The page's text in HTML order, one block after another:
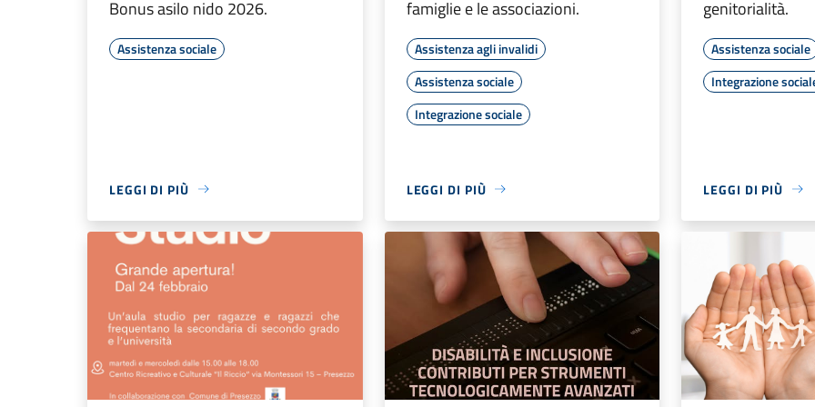
Bonus asilo nido 2026.
Assistenza sociale
LEGGI DI PIÙ
famiglie e le associazioni.
Assistenza agli invalidi
Assistenza sociale
Integrazione sociale
LEGGI DI PIÙ
genitorialità.
Assistenza sociale
Integrazione
LEGGI DI PIÙ